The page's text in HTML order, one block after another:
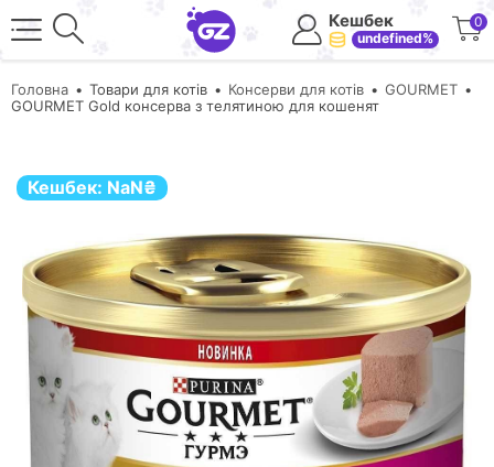
Кешбек
undefined%
0
Головна Товари для котів Консерви для котів
GOURMET
GOURMET Gold консерва з телятиною для кошенят
Кешбек: NaN₴